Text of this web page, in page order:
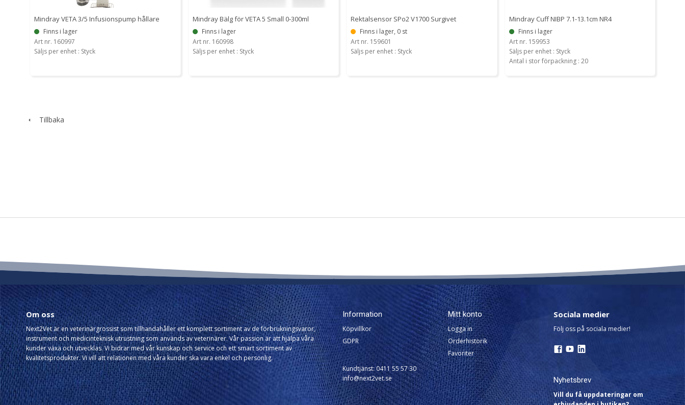
Mindray VETA 3/5 Infusionspump hållare
Finns i lager
Art nr. 160997
Säljs per enhet : Styck
Mindray Bälg för VETA 5 Small 0-300ml
Finns i lager
Art nr. 160998
Säljs per enhet : Styck
Rektalsensor SPo2 V1700 Surgivet
Finns i lager, 0 st
Art nr. 159601
Säljs per enhet : Styck
Mindray Cuff NIBP 7.1-13.1cm NR4
Finns i lager
Art nr. 159953
Säljs per enhet : Styck
Antal i stor förpackning : 20
Tillbaka
Om oss
Next2Vet är en veterinärgrossist som tillhandahåller ett komplett sortiment av de förbrukningsvaror,
instrument och medicinteknisk utrustning som används av veterinärer. Vår passion är att hjälpa våra
kunder växa och utvecklas. Vi bidrar med vår kunskap och service och ett smart sortiment av
kvalitetsprodukter. Vi vill att relationen med våra kunder ska vara enkel och personlig.
Information
Köpvillkor
GDPR
Kundtjänst: 0411 55 57 30
info@next2vet.se
Mitt konto
Logga in
Orderhistorik
Favoriter
Sociala medier
Följ oss på sociala medier!
Nyhetsbrev
Vill du få uppdateringar om